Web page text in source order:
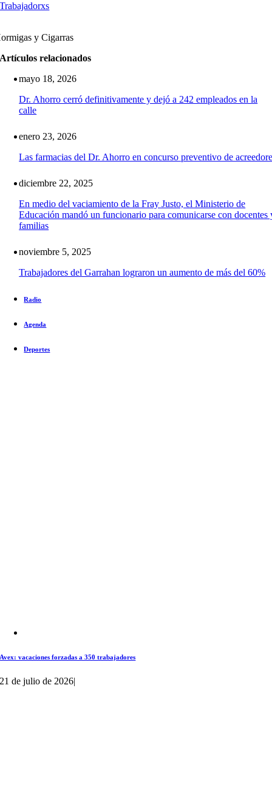
Trabajadorxs
y Cigarras
Artículos relacionados
mayo 18, 2026
Dr. Ahorro cerró definitivamente y dejó a 242 empleados en la
calle
enero 23, 2026
Las farmacias del Dr. Ahorro en concurso preventivo de
diciembre 22, 2025
En medio del vaciamiento de la Fray Justo, el Ministerio de
Educación mandó un funcionario para comunicarse con docentes
familias
noviembre 5, 2025
Trabajadores del Garrahan lograron un aumento de más del 60%
Radio
Agenda
Deportes
Avex: vacaciones forzadas a 350 trabajadores
21 de julio de 2026|